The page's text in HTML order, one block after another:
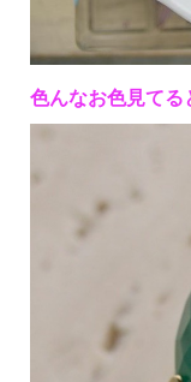
色んなお色見てる